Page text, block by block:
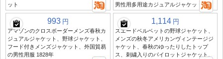
ット
男性用多用途カジュアルジャケット
993 円
アマゾンのクロスボーダーメンズ春秋カ
ジュアルジャケット、野球ジャケット、
フード付きメンズジャケット、外国貿易
の男性用服 1828年
1,114 円
スエードベルベットの野球ジャケット、
メンズの秋冬アメリカンヴィンテージジ
ャケット、春秋のゆったりしたトップ
ス、刺繍入りのパイロットジャケット、